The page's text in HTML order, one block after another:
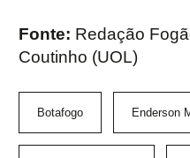
Fonte: Redação
Coutinho (UOL)
Botafogo Enderson